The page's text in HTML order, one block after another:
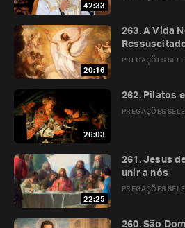
42:33
20:16
PREGAÇÕES
263. A Vida
26:03
PREGAÇÕES
262. Pilatos
22:25
PREGAÇÕES
261. Jesus
unir a nós
260. São